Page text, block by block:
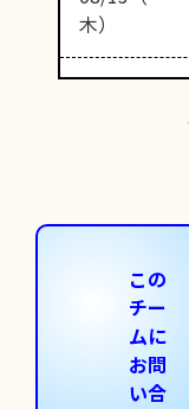
木）
この
チー
ムに
お問
い合